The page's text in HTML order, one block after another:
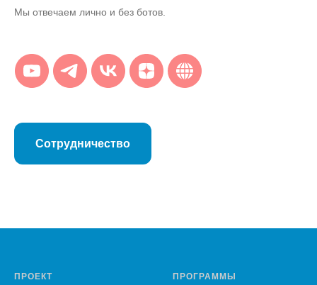
Мы отвечаем лично и без ботов.
Сотрудничество
ПРОЕКТ ПРОГРАММЫ